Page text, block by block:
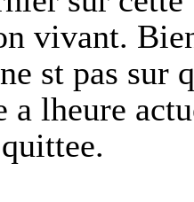
vivant.
st pas sur
a lheure